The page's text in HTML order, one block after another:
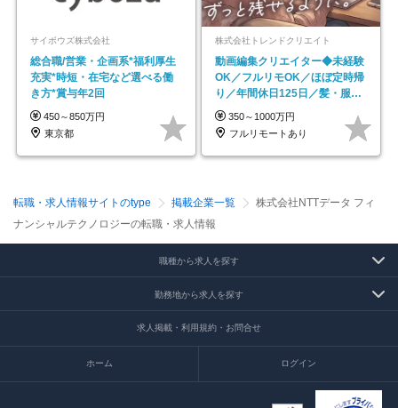
サイボウズ株式会社
総合職/営業・企画系*福利厚生
充実*時短・在宅など選べる働
き方*賞与年2回
450～850万円
東京都
株式会社トレンドクリエイト
動画編集クリエイター◆未経験
OK／フルリモOK／ほぼ定時帰
り／年間休日125日／髪・服・
ネイル自由／副業OK
350～1000万円
フルリモートあり
転職・求人情報サイトのtype 掲載企業一覧
株式会社NTTデータ フィ
ナンシャルテクノロジーの転職・求人情報
職種から求人を探す
勤務地から求人を探す
求人掲載・利用規約・お問合せ
ホーム ログイン